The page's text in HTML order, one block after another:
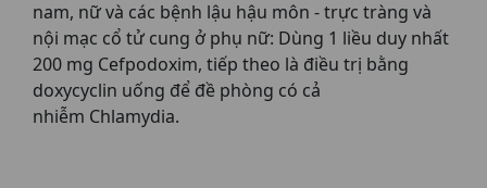
nam, nữ và các bệnh lậu hậu môn - trực tràng và
nội mạc cổ tử cung ở phụ nữ: Dùng 1 liều duy nhất
200 mg Cefpodoxim, tiếp theo là điều trị bằng
doxycyclin uống để đề phòng có cả
nhiễm Chlamydia.